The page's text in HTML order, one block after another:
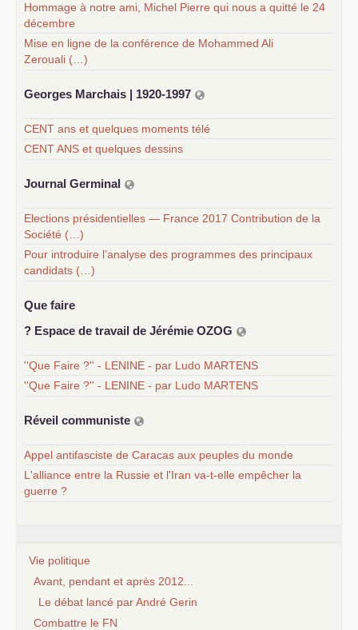
Hommage à notre ami, Michel Pierre qui nous a quitté le 24
décembre
Mise en ligne de la conférence de Mohammed Ali
Zerouali (…)
Georges Marchais | 1920-1997
CENT ans et quelques moments télé
CENT ANS et quelques dessins
Journal Germinal
Elections présidentielles — France 2017 Contribution de la
Société (…)
Pour introduire l’analyse des programmes des principaux
candidats (…)
Que faire
? Espace de travail de Jérémie OZOG
''Que Faire ?'' - LENINE - par Ludo MARTENS
''Que Faire ?'' - LENINE - par Ludo MARTENS
Réveil communiste
Appel antifasciste de Caracas aux peuples du monde
L'alliance entre la Russie et l'Iran va-t-elle empêcher la
guerre ?
Vie politique
Avant, pendant et après 2012...
Le débat lancé par André Gerin
Combattre le FN